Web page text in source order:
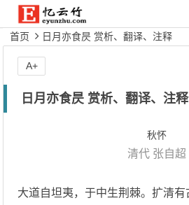
首页 日月亦食昃 赏析、翻译、注释
日月亦食昃 赏析、翻译、注释
秋怀
清代 张自超
大道自坦夷，于中生荆棘。扩清有
A+